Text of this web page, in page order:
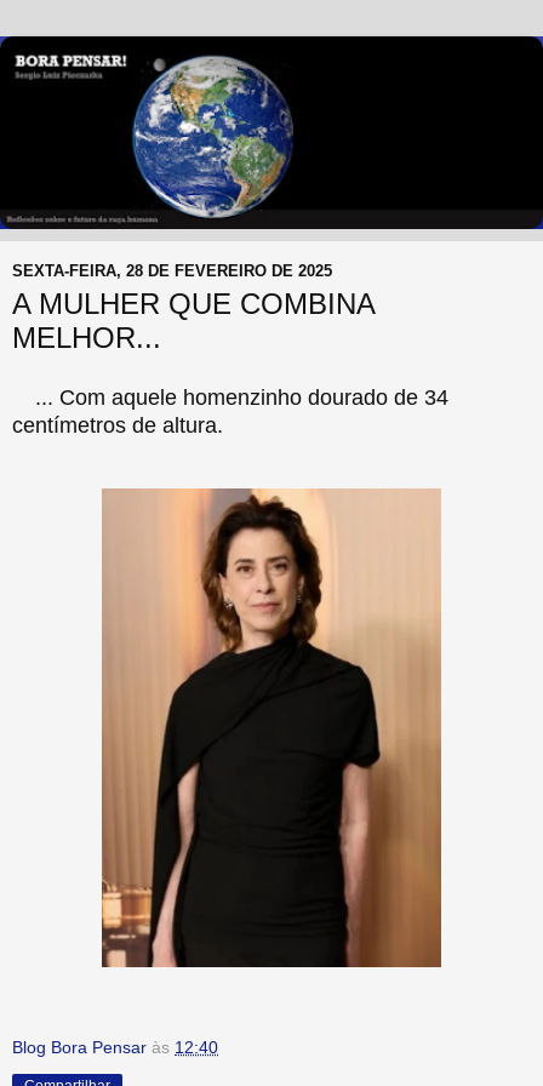
SEXTA-FEIRA, 28 DE FEVEREIRO DE 2025
A MULHER QUE COMBINA
MELHOR...
... Com aquele homenzinho dourado de 34
centímetros de altura.
Blog Bora Pensar às 12:40